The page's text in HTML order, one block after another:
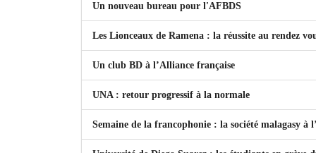
Un nouveau bureau pour l'AFBDS
Les Lionceaux de Ramena : la réussite au rendez
Un club BD à l’Alliance française
UNA : retour progressif à la normale
Semaine de la francophonie : la société malagasy à